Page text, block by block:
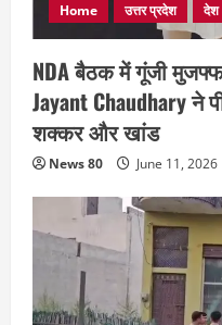
Home उत्तर प्रदेश देश
NDA बैठक में गूंजी
Jayant Chaudhary ने
शक्कर और खांड
News 80 June 11, 2026